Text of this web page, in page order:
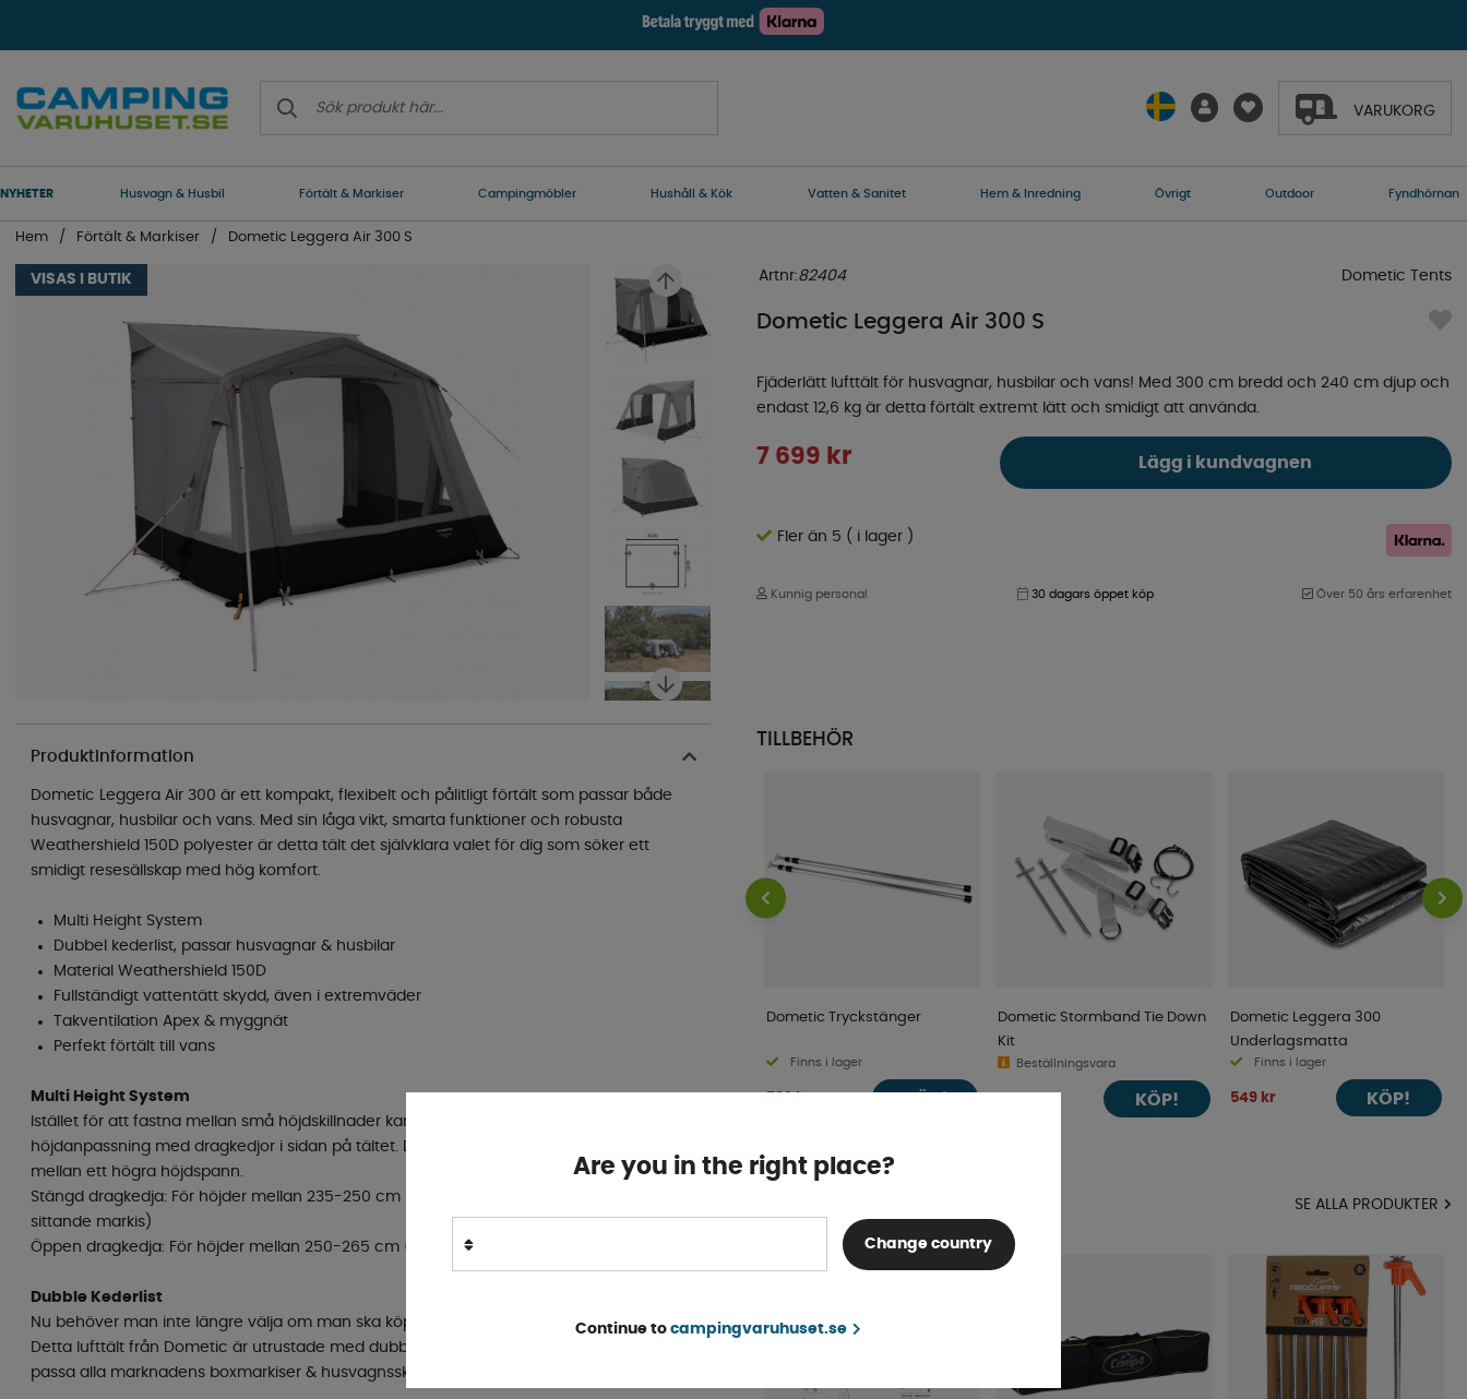
VARUKORG
NYHETER Husvagn & Husbil Förtält & Markiser Campingmöbler Hushåll & Kök Vatten & Sanitet Hem & Inredning Övrigt Outdoor Fyndhörnan
Hem Förtält & Markiser Dometic Leggera Air 300 S
VISAS I BUTIK Artnr:82404
Dometic Leggera Air 300 S
Fjäderlätt lufttält för husvagnar, husbilar och vans! Med 300 cm bredd och 240 cm djup och
endast 12,6 kg är detta förtält extremt lätt och smidigt att använda.
7 699 kr
Dometic Tents
Lägg i kundvagnen
Fler än 5 ( i lager )
Kunnig personal 30 dagars öppet köp Över 50 års erfarenhet
Produktinformation
Dometic Leggera Air 300 är ett kompakt, flexibelt och pålitligt förtält som passar både
husvagnar, husbilar och vans. Med sin låga vikt, smarta funktioner och robusta
Weathershield 150D polyester är detta tält det självklara valet för dig som söker ett
smidigt resesällskap med hög komfort.
Multi Height System
Dubbel kederlist, passar husvagnar & husbilar
Material Weathershield 150D
Fullständigt vattentätt skydd, även i extremväder
Takventilation Apex & myggnät
Perfekt förtält till vans
Multi Height System
Istället för att fastna mellan små höjdskillnader kan man nu lätt justera tältets
höjdanpassning med dragkedjor i sidan på tältet. Detta gör att samma tält passar
mellan ett högra höjdspann.
Stängd dragkedja: För höjder mellan 235-250 cm (passar husvagnar & husbilar med låg
sittande markis)
Öppen dragkedja: För höjder mellan 250-265 cm (passar husbilar)
Dubble Kederlist
Nu behöver man inte längre välja om man ska köpa ett husvagnstält eller husbilstält.
Detta lufttält från Dometic är utrustade med dubbla kederlister noga testade för att
passa alla marknadens boxmarkiser & husvagnsskenor.
TILLBEHÖR
Dometic Tryckstänger
Finns i lager
Dometic Stormband Tie Down
Kit
Beställningsvara
KÖP!
Dometic Leggera 300
Underlagsmatta
Finns i lager
549 kr KÖP!
KATEGORI
SE ALLA PRODUKTER
Are you in the right place?
Change country
Continue to campingvaruhuset.se